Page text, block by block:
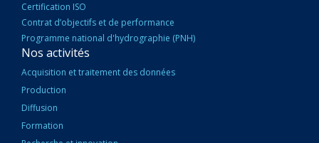
Certification ISO
Contrat d’objectifs et de performance
Programme national d'hydrographie (PNH)
Nos activités
Acquisition et traitement des données
Production
Diffusion
Formation